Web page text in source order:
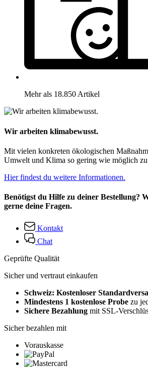
Mehr als 18.850 Artikel
Wir arbeiten klimabewusst.
Mit vielen konkreten ökologischen
Umwelt und Klima so gering wie möglich zu
Hier findest du weitere Informationen.
Benötigst du Hilfe zu deiner Bestellung?
gerne deine Fragen.
Kontakt
Chat
Geprüfte Qualität
Sicher und vertraut einkaufen
Schweiz: Kostenloser
Mindestens 1 kostenlose Probe zu
Sichere Bezahlung mit SSL-
Sicher bezahlen mit
Vorauskasse